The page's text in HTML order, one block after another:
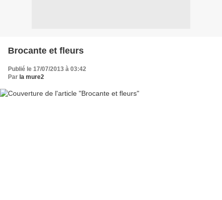
Brocante et fleurs
Publié le 17/07/2013 à 03:42
Par la mure2